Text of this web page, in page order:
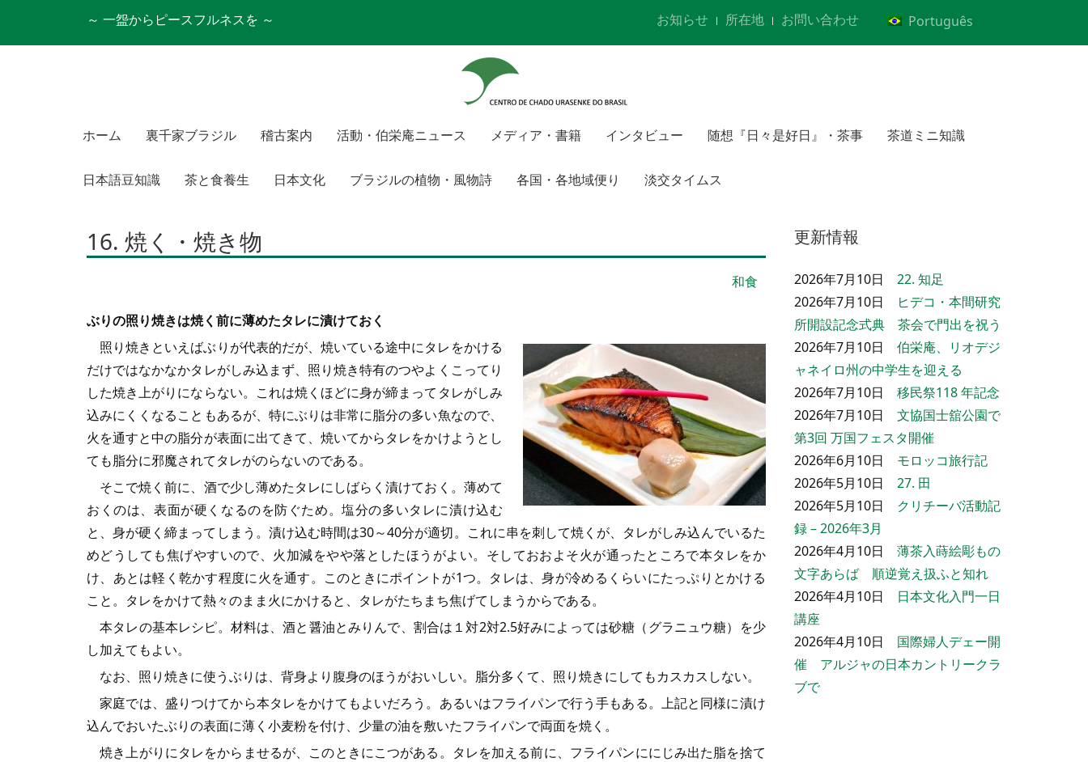
～ 一盌からピースフルネスを ～ お知らせ 所在地 お問い合わせ Português
ホーム 裏千家ブラジル 稽古案内 活動・伯栄庵ニュース メディア・書籍 インタビュー 随想『日々是好日』・茶事 茶道ミニ知識
日本語豆知識 茶と食養生 日本文化 ブラジルの植物・風物詩 各国・各地域便り 淡交タイムス
16. 焼く・焼き物
和食
ぶりの照り焼きは焼く前に薄めたタレに漬けておく
照り焼きといえばぶりが代表的だが、焼いている途中にタレをかける
だけではなかなかタレがしみ込まず、照り焼き特有のつやよくこってり
した焼き上がりにならない。これは焼くほどに身が締まってタレがしみ
込みにくくなることもあるが、特にぶりは非常に脂分の多い魚なので、
火を通すと中の脂分が表面に出てきて、焼いてからタレをかけようとし
ても脂分に邪魔されてタレがのらないのである。
そこで焼く前に、酒で少し薄めたタレにしばらく漬けておく。薄めて
おくのは、表面が硬くなるのを防ぐため。塩分の多いタレに漬け込む
と、身が硬く締まってしまう。漬け込む時間は30～40分が適切。これに串を刺して焼くが、タレがしみ込んでいるた
めどうしても焦げやすいので、火加減をやや落としたほうがよい。そしておおよそ火が通ったところで本タレをか
け、あとは軽く乾かす程度に火を通す。このときにポイントが1つ。タレは、身が冷めるくらいにたっぷりとかける
こと。タレをかけて熱々のまま火にかけると、タレがたちまち焦げてしまうからである。
本タレの基本レシピ。材料は、酒と醤油とみりんで、割合は１対2対2.5好みによっては砂糖（グラニュウ糖）を少
し加えてもよい。
なお、照り焼きに使うぶりは、背身より腹身のほうがおいしい。脂分多くて、照り焼きにしてもカスカスしない。
家庭では、盛りつけてから本タレをかけてもよいだろう。あるいはフライパンで行う手もある。上記と同様に漬け
込んでおいたぶりの表面に薄く小麦粉を付け、少量の油を敷いたフライパンで両面を焼く。
焼き上がりにタレをからませるが、このときにこつがある。タレを加える前に、フライパンににじみ出た脂を捨て
更新情報
2026年7月10日 22. 知足
2026年7月10日
ヒデコ・本間研究
所開設記念式典 茶会で門出を祝う
2026年7月10日 伯栄庵、リオデジ
ャネイロ州の中学生を迎える
2026年7月10日 移民祭118 年記念
2026年7月10日 文協国士舘公園で
第3回 万国フェスタ開催
2026年6月10日 モロッコ旅行記
2026年5月10日 27. 田
2026年5月10日
クリチーバ活動記
録 – 2026年3月
2026年4月10日 薄茶入蒔絵彫もの
文字あらば 順逆覚え扱ふと知れ
2026年4月10日
日本文化入門一日
講座
2026年4月10日 国際婦人デェー開
催 アルジャの日本カントリークラ
ブで